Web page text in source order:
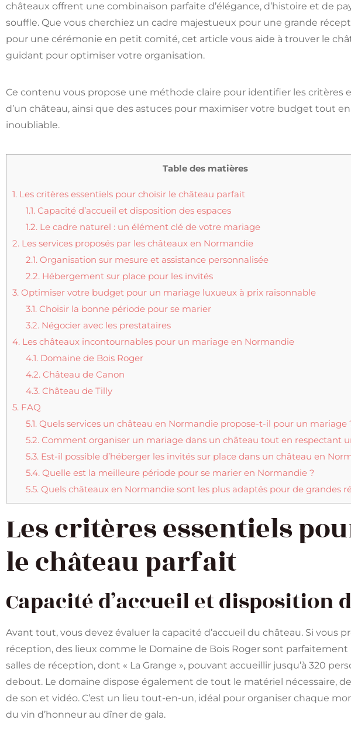
châteaux offrent une combinaison parfaite d’élégance, d’histoire et de
souffle. Que vous cherchiez un cadre majestueux pour une grande
pour une cérémonie en petit comité, cet article vous aide à trouver le
guidant pour optimiser votre organisation.
Ce contenu vous propose une méthode claire pour identifier les critères
d’un château, ainsi que des astuces pour maximiser votre budget tout
inoubliable.
Table des matières
1. Les critères essentiels pour choisir le château parfait
1.1. Capacité d’accueil et disposition des espaces
1.2. Le cadre naturel : un élément clé de votre mariage
2. Les services proposés par les châteaux en Normandie
2.1. Organisation sur mesure et assistance personnalisée
2.2. Hébergement sur place pour les invités
3. Optimiser votre budget pour un mariage luxueux à prix raisonnable
3.1. Choisir la bonne période pour se marier
3.2. Négocier avec les prestataires
4. Les châteaux incontournables pour un mariage en Normandie
4.1. Domaine de Bois Roger
4.2. Château de Canon
4.3. Château de Tilly
5. FAQ
5.1. Quels services un château en Normandie propose-t-il pour un mariage
5.2. Comment organiser un mariage dans un château tout en respectant
5.3. Est-il possible d’héberger les invités sur place dans un château en
5.4. Quelle est la meilleure période pour se marier en Normandie ?
5.5. Quels châteaux en Normandie sont les plus adaptés pour de grandes
Les critères essentiels
le château parfait
Capacité d’accueil et disposition
Avant tout, vous devez évaluer la capacité d’accueil du château. Si vous
réception, des lieux comme le Domaine de Bois Roger sont parfaitement
salles de réception, dont « La Grange », pouvant accueillir jusqu’à 320
debout. Le domaine dispose également de tout le matériel nécessaire,
de son et vidéo. C’est un lieu tout-en-un, idéal pour organiser chaque
du vin d’honneur au dîner de gala.